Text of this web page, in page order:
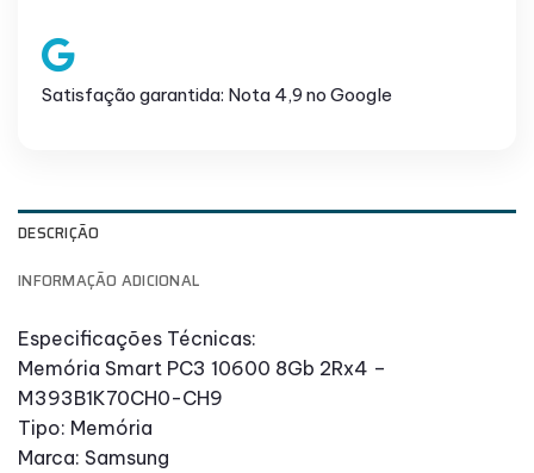
Satisfação garantida: Nota 4,9 no Google
DESCRIÇÃO
INFORMAÇÃO ADICIONAL
Especificações Técnicas:
Memória Smart PC3 10600 8Gb 2Rx4 –
M393B1K70CH0-CH9
Tipo: Memória
Marca: Samsung